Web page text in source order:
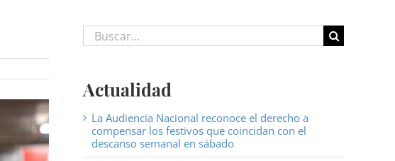
Buscar:
Actualidad
La Audiencia Nacional reconoce el derecho a
compensar los festivos que coincidan con el
descanso semanal en sábado